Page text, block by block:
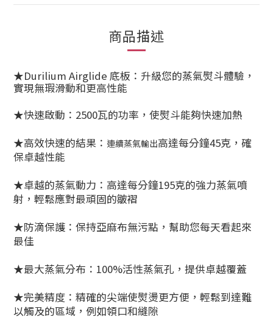
商品描述
★Durilium Airglide 底板：升級您的蒸氣熨斗體驗，
實現無瑕滑動和更高性能
★快速啟動：2500瓦的功率，使熨斗能夠快速加熱
★高效快速的結果： 連續蒸氣輸出高達每分鐘45克，確
保卓越性能
★卓越的蒸氣動力：高達每分鐘195克的強力蒸氣噴
射，輕鬆應對最頑固的皺褶
★防滴保護：保持亞麻布無污點，幫助您每天看起來
最佳
★最大蒸氣分布：100%活性蒸氣孔，提供卓越覆蓋
★完美精度：精確的尖端使熨燙更方便，輕鬆到達難
以觸及的區域，例如領口和縫隙